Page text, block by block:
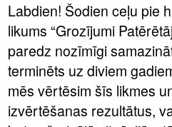
Labdien! Šodien ceļu pie
likums “Grozījumi
paredz nozīmīgi
terminēts uz diviem
mēs vērtēsim šīs likmes
izvērtēšanas rezultātus,